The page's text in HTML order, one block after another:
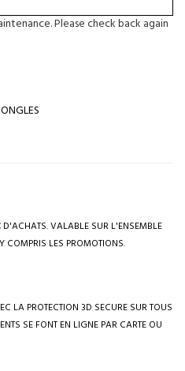
Please check back again
D'ACHATS. VALABLE SUR L'ENSEMBLE
COMPRIS LES PROMOTIONS.
LA PROTECTION 3D SECURE SUR TOUS
SE FONT EN LIGNE PAR CARTE OU